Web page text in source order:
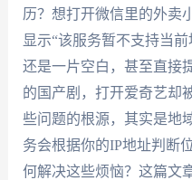
历？想打开微信里的外卖
显示“该服务暂不支持当
还是一片空白，甚至直接
的国产剧，打开爱奇艺却
些问题的根源，其实是
务会根据你的IP地址判断
何解决这些烦恼？这篇文